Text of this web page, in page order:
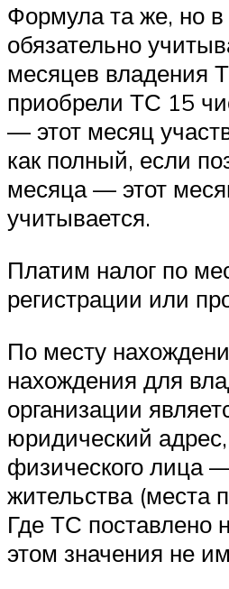
Формула та же, но в
обязательно
месяцев владения
приобрели ТС 15
— этот месяц
как полный, если
месяца — этот
учитывается.
Платим налог по
регистрации или
По месту
нахождения для
организации
юридический
физического лица
жительства (места
Где ТС поставлено
этом значения не